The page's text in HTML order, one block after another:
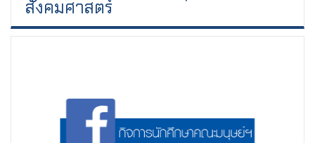
สังคมศาสตร์